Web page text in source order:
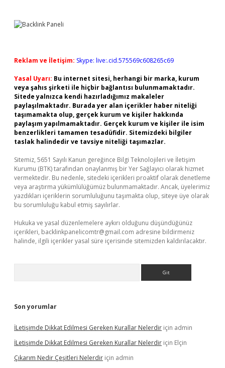
Reklam ve İletişim: Skype: live:.cid.575569c608265c69
Yasal Uyarı: Bu internet sitesi, herhangi bir marka, kurum
veya şahıs şirketi ile hiçbir bağlantısı bulunmamaktadır.
Sitede yalnızca kendi hazırladığımız makaleler
paylaşılmaktadır. Burada yer alan içerikler haber niteliği
taşımamakta olup, gerçek kurum ve kişiler hakkında
paylaşım yapılmamaktadır. Gerçek kurum ve kişiler ile isim
benzerlikleri tamamen tesadüfidir. Sitemizdeki bilgiler
taslak halindedir ve tavsiye niteliği taşımazlar.
Sitemiz, 5651 Sayılı Kanun gereğince Bilgi Teknolojileri ve İletişim
Kurumu (BTK) tarafından onaylanmış bir Yer Sağlayıcı olarak hizmet
vermektedir. Bu nedenle, sitedeki içerikleri proaktif olarak denetleme
veya araştırma yükümlülüğümüz bulunmamaktadır. Ancak, üyelerimiz
yazdıkları içeriklerin sorumluluğunu taşımakta olup, siteye üye olarak
bu sorumluluğu kabul etmiş sayılırlar.
Hukuka ve yasal düzenlemelere aykırı olduğunu düşündüğünüz
içerikleri, backlinkpanelicomtr@gmail.com adresine bildirmeniz
halinde, ilgili içerikler yasal süre içerisinde sitemizden kaldırılacaktır.
Son yorumlar
İLetişimde Dikkat Edilmesi Gereken Kurallar Nelerdir için admin
İLetişimde Dikkat Edilmesi Gereken Kurallar Nelerdir için Elçin
Çıkarım Nedir Çeşitleri Nelerdir için admin